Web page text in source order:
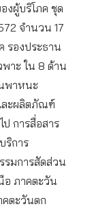
งผู้บริโภค ชุด
จำนวน 17
รองประธาน
าะ ใน 8 ด้าน
พาหนะ
ละผลิตภัณฑ์
การสื่อสาร
ริการ
รมการสัดส่วน
อ ภาคตะวัน
คตะวันตก